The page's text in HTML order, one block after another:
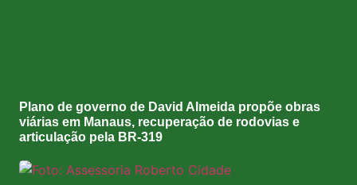
Plano de governo de David Almeida propõe obras
viárias em Manaus, recuperação de rodovias e
articulação pela BR-319